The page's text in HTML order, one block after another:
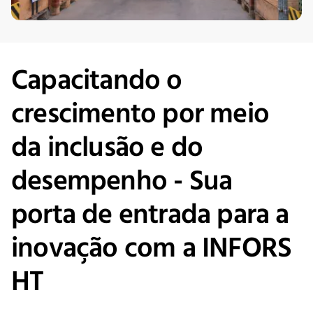
Capacitando o
crescimento por meio
da inclusão e do
desempenho - Sua
porta de entrada para a
inovação com a INFORS
HT